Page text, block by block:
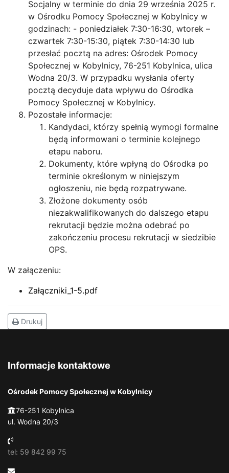
Socjalny w terminie do dnia 29 września 2025 r.
w Ośrodku Pomocy Społecznej w Kobylnicy w
godzinach: - poniedziałek 7:30-16:30, wtorek –
czwartek 7:30-15:30, piątek 7:30-14:30 lub
przesłać pocztą na adres: Ośrodek Pomocy
Społecznej w Kobylnicy, 76-251 Kobylnica, ulica
Wodna 20/3. W przypadku wysłania oferty
pocztą decyduje data wpływu do Ośrodka
Pomocy Społecznej w Kobylnicy.
Pozostałe informacje:
Kandydaci, którzy spełnią wymogi formalne
będą informowani o terminie kolejnego
etapu naboru.
Dokumenty, które wpłyną do Ośrodka po
terminie określonym w niniejszym
ogłoszeniu, nie będą rozpatrywane.
Złożone dokumenty osób
niezakwalifikowanych do dalszego etapu
rekrutacji będzie można odebrać po
zakończeniu procesu rekrutacji w siedzibie
OPS.
W załączeniu:
Załączniki_1-5.pdf
Drukuj
Informacje kontaktowe
Ośrodek Pomocy Społecznej w Kobylnicy
76-251 Kobylnica
ul. Wodna 20/3
tel: 59 842 99 75